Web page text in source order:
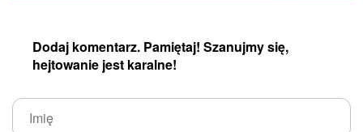
Dodaj komentarz. Pamiętaj! Szanujmy się,
hejtowanie jest karalne!